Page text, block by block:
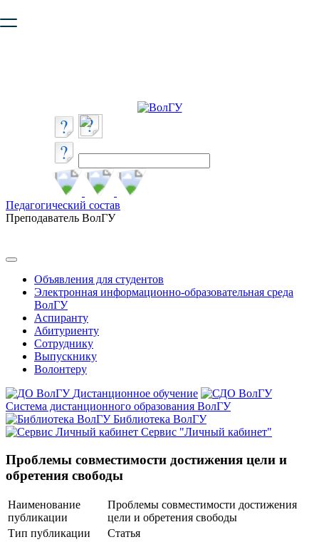
безопасную работу с сайтом. Пожалуйста
Педагогический состав
Преподаватель ВолГУ
Объявления для студентов
Электронная информационно-образовательная среда
ВолГУ
Аспиранту
Абитуриенту
Сотруднику
Выпускнику
Волонтеру
Дистанционное обучение
Система дистанционного образования ВолГУ
Библиотека ВолГУ
Сервис "Личный кабинет"
Проблемы совместимости достижения цели и
обретения свободы
Наименование
публикации
Проблемы совместимости достижения
цели и обретения свободы
Тип публикации
Статья